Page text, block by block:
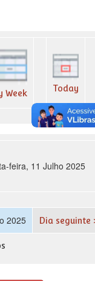
Week
Today
feira, 11 Julho 2025
2025 Dia seguinte